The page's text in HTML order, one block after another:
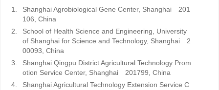
1.
Shanghai Agrobiological Gene Center, Shanghai 201
106, China
2.
School of Health Science and Engineering, University
of Shanghai for Science and Technology, Shanghai 2
00093, China
3.
Shanghai Qingpu District Agricultural Technology Prom
otion Service Center, Shanghai 201799, China
4.
Shanghai Agricultural Technology Extension Service C